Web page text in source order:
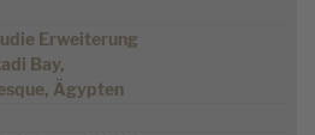
Erweiterung
Bay,
Ägypten